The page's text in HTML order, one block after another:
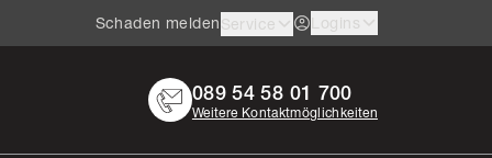
089 54 58 01 700
Weitere Kontaktmöglichkeiten
Schaden meldenService Logins